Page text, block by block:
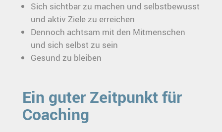
Sich sichtbar zu machen und selbstbewusst
und aktiv Ziele zu erreichen
Dennoch achtsam mit den Mitmenschen
und sich selbst zu sein
Gesund zu bleiben
Ein guter Zeitpunkt für
Coaching